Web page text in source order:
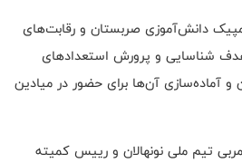
دانش‌آموزی صربستان و رقابت‌های
هدف شناسایی و پرورش استعدادهای
و آماده‌سازی آن‌ها برای حضور در میادین
تیم ملی نونهالان و رییس کمیته